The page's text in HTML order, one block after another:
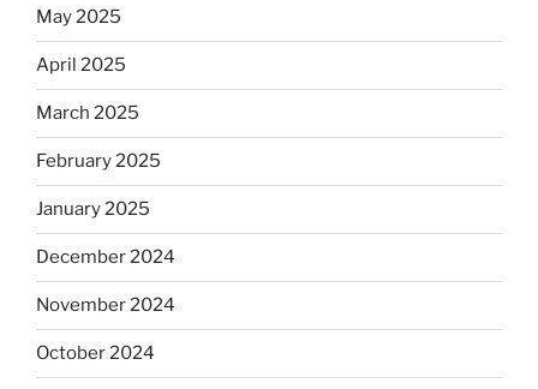
May 2025
April 2025
March 2025
February 2025
January 2025
December 2024
November 2024
October 2024